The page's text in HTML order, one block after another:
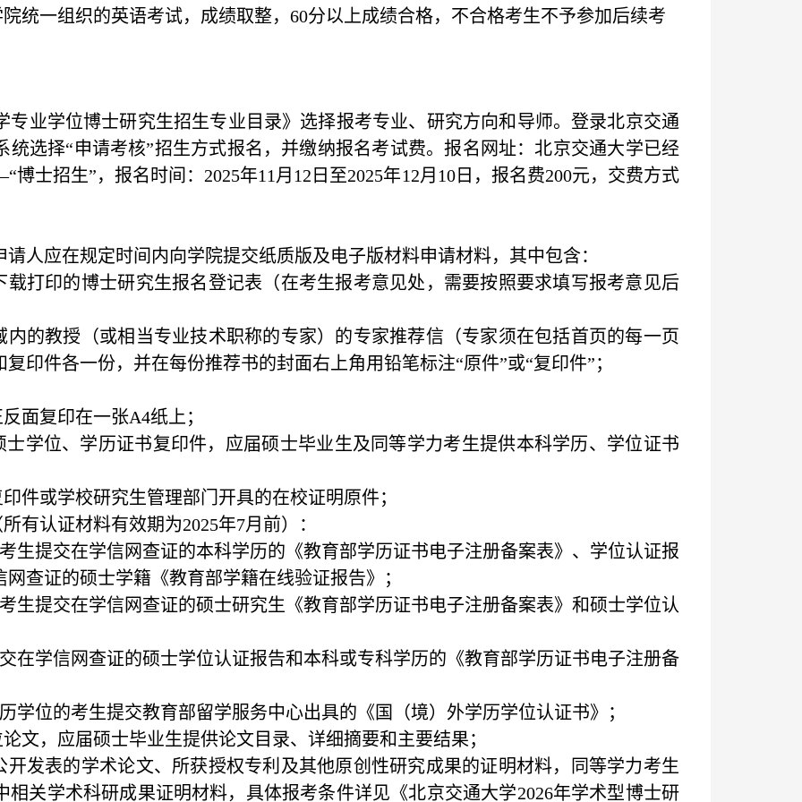
一组织的英语考试，成绩取整， 60分以上成绩合格，不合格考生不予参加后续考
专业学位博士研究生招生专业目录》选择报考专业、研究方向和导师。登录北京交通
选择“申请考核”招生方式报名，并缴纳报名考试费。报名网址：北京交通大学已经
“博士招生”，报名时间： 2025年11 月 12 日至2025年12月 10日，报名费200元，交费方式
人应在规定时间内向学院提交纸质版及电子版材料申请材料，其中包含：
打印的博士研究生报名登记表（在考生报考意见处，需要按照要求填写报考意见后
的教授（或相当专业技术职称的专家）的专家推荐信（专家须在包括首页的每一页
印件各一份，并在每份推荐书的封面右上角用铅笔标注“原件”或“复印件”；
面复印在一张A4纸上；
学位、学历证书复印件，应届硕士毕业生及同等学力考生提供本科学历、学位证书
件或学校研究生管理部门开具的在校证明原件；
有认证材料有效期为2025年7月前）：
生提交在学信网查证的本科学历的《教育部学历证书电子注册备案表》、学位认证报
查证的硕士学籍《教育部学籍在线验证报告》；
生提交在学信网查证的硕士研究生《教育部学历证书电子注册备案表》和硕士学位认
在学信网查证的硕士学位认证报告和本科或专科学历的《教育部学历证书电子注册备
学位的考生提交教育部留学服务中心出具的《国（境）外学历学位认证书》；
文，应届硕士毕业生提供论文目录、详细摘要和主要结果；
发表的学术论文、所获授权专利及其他原创性研究成果的证明材料，同等学力考生
相关学术科研成果证明材料，具体报考条件详见《北京交通大学2026年学术型博士研